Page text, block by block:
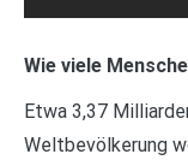
Wie viele
Etwa 3,37
Weltbevölkerung